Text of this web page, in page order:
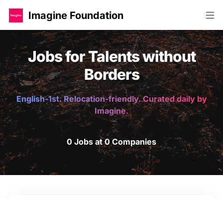
Imagine Foundation
Jobs for Talents without
Borders
English-1st. Relocation-friendly. Curated daily by
Imagine.
0 Jobs at 0 Companies